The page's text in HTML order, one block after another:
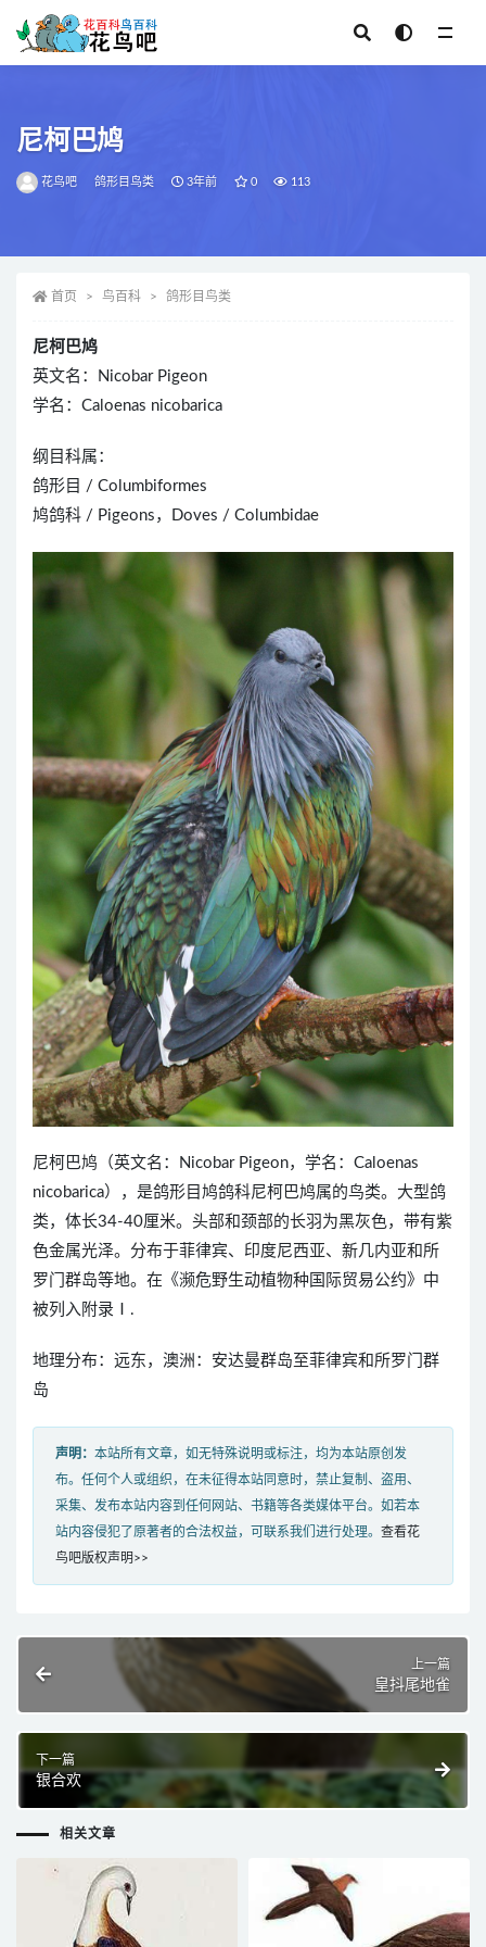
尼柯巴鸠
花鸟吧 鸽形目鸟类 3年前 0 113
首页 鸟百科 鸽形目鸟类
尼柯巴鸠
英文名：Nicobar Pigeon
学名：Caloenas nicobarica
纲目科属：
鸽形目 / Columbiformes
鸠鸽科 / Pigeons，Doves / Columbidae
尼柯巴鸠（英文名：Nicobar Pigeon，学名：Caloenas
nicobarica），是鸽形目鸠鸽科尼柯巴鸠属的鸟类。大型鸽
类，体长34-40厘米。头部和颈部的长羽为黑灰色，带有紫
色金属光泽。分布于菲律宾、印度尼西亚、新几内亚和所
罗门群岛等地。在《濒危野生动植物种国际贸易公约》中
被列入附录Ⅰ.
地理分布：远东，澳洲：安达曼群岛至菲律宾和所罗门群
岛
声明： 本站所有文章，如无特殊说明或标注，均为本站原创发
布。任何个人或组织，在未征得本站同意时，禁止复制、盗用、
采集、发布本站内容到任何网站、书籍等各类媒体平台。如若本
站内容侵犯了原著者的合法权益，可联系我们进行处理。 查看花
鸟吧版权声明>>
上一篇
皇抖尾地雀
下一篇
银合欢
相关文章